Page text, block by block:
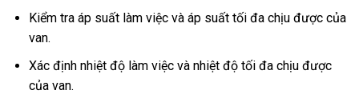
Kiểm tra áp suất làm việc và áp suất tối đa chịu được của
van.
Xác định nhiệt độ làm việc và nhiệt độ tối đa chịu được
của van.